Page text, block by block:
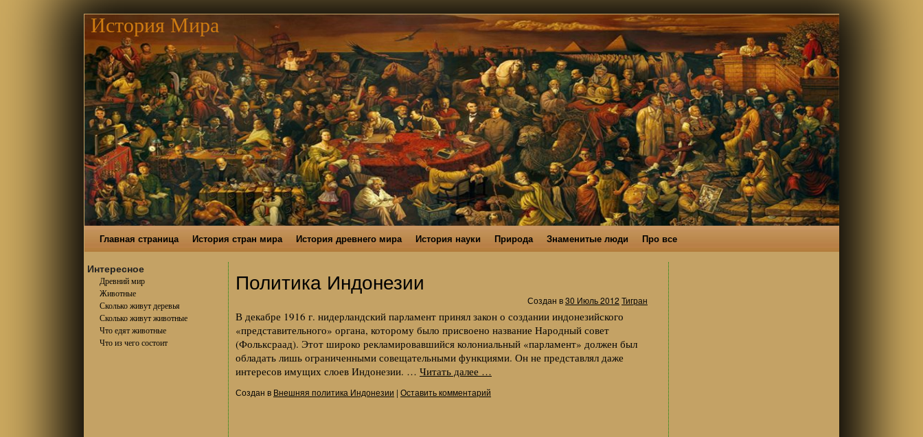
История Мира
Главная страница История стран мира История древнего мира История науки Природа Знаменитые люди Про все
Интересное
Древний мир
Животные
Сколько живут деревья
Сколько живут животные
Что едят животные
Что из чего состоит
Политика Индонезии
Создан в30 Июль 2012 Тигран
В декабре 1916 г. нидерландский парламент принял закон о создании индонезийского
«представительного» органа, которому было присвоено название Народный совет
(Фольксраад). Этот широко рекламировавшийся колониальный «парламент» должен был
обладать лишь ограниченными совещательными функциями. Он не представлял даже
интересов имущих слоев Индонезии. … Читать далее …
Создан в Внешняя политика Индонезии | Оставить комментарий